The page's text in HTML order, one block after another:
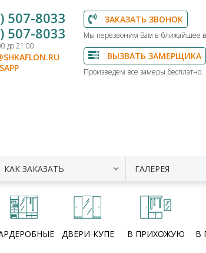
507-8033
507-8033
до 21:00
ЗАКАЗАТЬ ЗВОНОК
Мы перезвоним Вам в ближайшее
ВЫЗВАТЬ ЗАМЕРЩИКА
Произведем все замеры бесплатно.
КАК ЗАКАЗАТЬ ГАЛЕРЕЯ
ДВЕРИ-КУПЕ В ПРИХОЖУЮ В